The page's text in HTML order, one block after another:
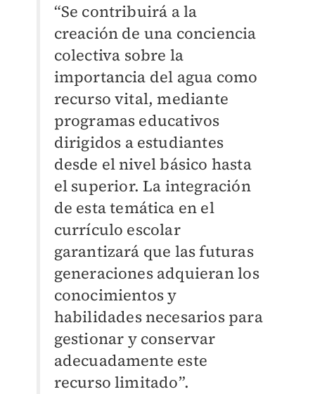
“Se contribuirá a la
creación de una conciencia
colectiva sobre la
importancia del agua como
recurso vital, mediante
programas educativos
dirigidos a estudiantes
desde el nivel básico hasta
el superior. La integración
de esta temática en el
currículo escolar
garantizará que las futuras
generaciones adquieran los
conocimientos y
habilidades necesarios para
gestionar y conservar
adecuadamente este
recurso limitado”.